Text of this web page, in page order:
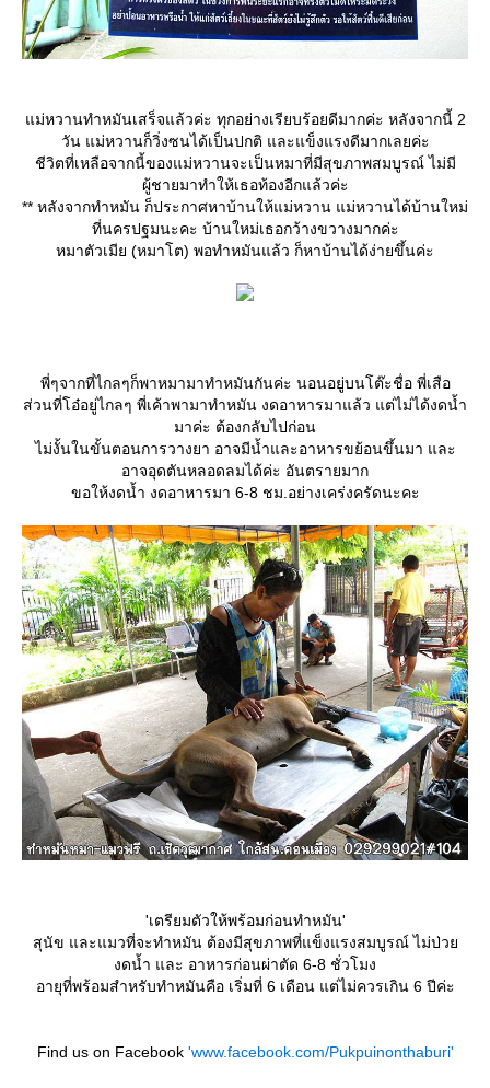
ม่หวานทำหมันเสร็จแล้วค่ะ ทุกอย่างเรียบร้อยดีมากค่ะ หลังจากนี้ 2
วัน แม่หวานก็วิ่งซนได้เป็นปกติ และแข็งแรงดีมากเลยค่ะ
ชีวิตที่เหลือจากนี้ของแม่หวานจะเป็นหมาที่มีสุขภาพสมบูรณ์ ไม่มี
ผู้ชายมาทำให้เธอท้องอีกแล้วค่ะ
** หลังจากทำหมัน ก็ประกาศหาบ้านให้แม่หวาน แม่หวานได้บ้านใหม่
ที่นครปฐมนะคะ บ้านใหม่เธอกว้างขวางมากค่ะ
หมาตัวเมีย (หมาโต) พอทำหมันแล้ว ก็หาบ้านได้ง่ายขึ้นค่ะ
พี่ๆจากที่ไกลๆก็พาหมามาทำหมันกันค่ะ นอนอยู่บนโต๊ะชื่อ พี่เสือ
ส่วนที่โอ๋อยู่ไกลๆ พี่เค้าพามาทำหมัน งดอาหารมาแล้ว แต่ไม่ได้งดน้ำ
มาค่ะ ต้องกลับไปก่อน
ไม่งั้นในขั้นตอนการวางยา อาจมีน้ำและอาหารขย้อนขึ้นมา และ
อาจอุดตันหลอดลมได้ค่ะ อันตรายมาก
ขอให้งดน้ำ งดอาหารมา 6-8 ชม.อย่างเคร่งครัดนะคะ
'เตรียมตัวให้พร้อมก่อนทำหมัน'
สุนัข และแมวที่จะทำหมัน ต้องมีสุขภาพที่แข็งแรงสมบูรณ์ ไม่ป่ว
งดน้ำ และ อาหารก่อนผ่าตัด 6-8 ชั่วโมง
อายุที่พร้อมสำหรับทำหมันคือ เริ่มที่ 6 เดือน แต่ไม่ควรเกิน 6 ปีค่ะ
Find us on Facebook 'www.facebook.com/Pukpuinonthaburi'